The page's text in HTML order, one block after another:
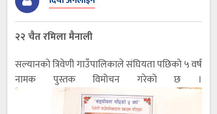
२२ चैत रमिला मैनाली
सल्यानको त्रिवेणी गाउँपालिकाले संघियता पछिको ५ वर्ष
नामक पुस्तक विमोचन गरेको छ ।